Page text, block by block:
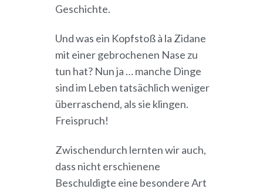
Geschichte.
Und was ein Kopfstoß à la Zidane
mit einer gebrochenen Nase zu
tun hat? Nun ja … manche Dinge
sind im Leben tatsächlich weniger
überraschend, als sie klingen.
Freispruch!
Zwischendurch lernten wir auch,
dass nicht erschienene
Beschuldigte eine besondere Art